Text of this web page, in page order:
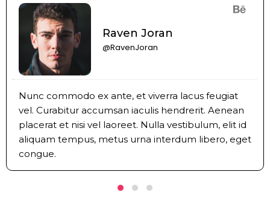
Raven Joran
@RavenJoran
Nunc commodo ex ante, et viverra lacus feugiat
vel. Curabitur accumsan iaculis hendrerit. Aenean
placerat et nisi vel laoreet. Nulla vestibulum, elit id
aliquam tempus, metus urna interdum libero, eget
congue.